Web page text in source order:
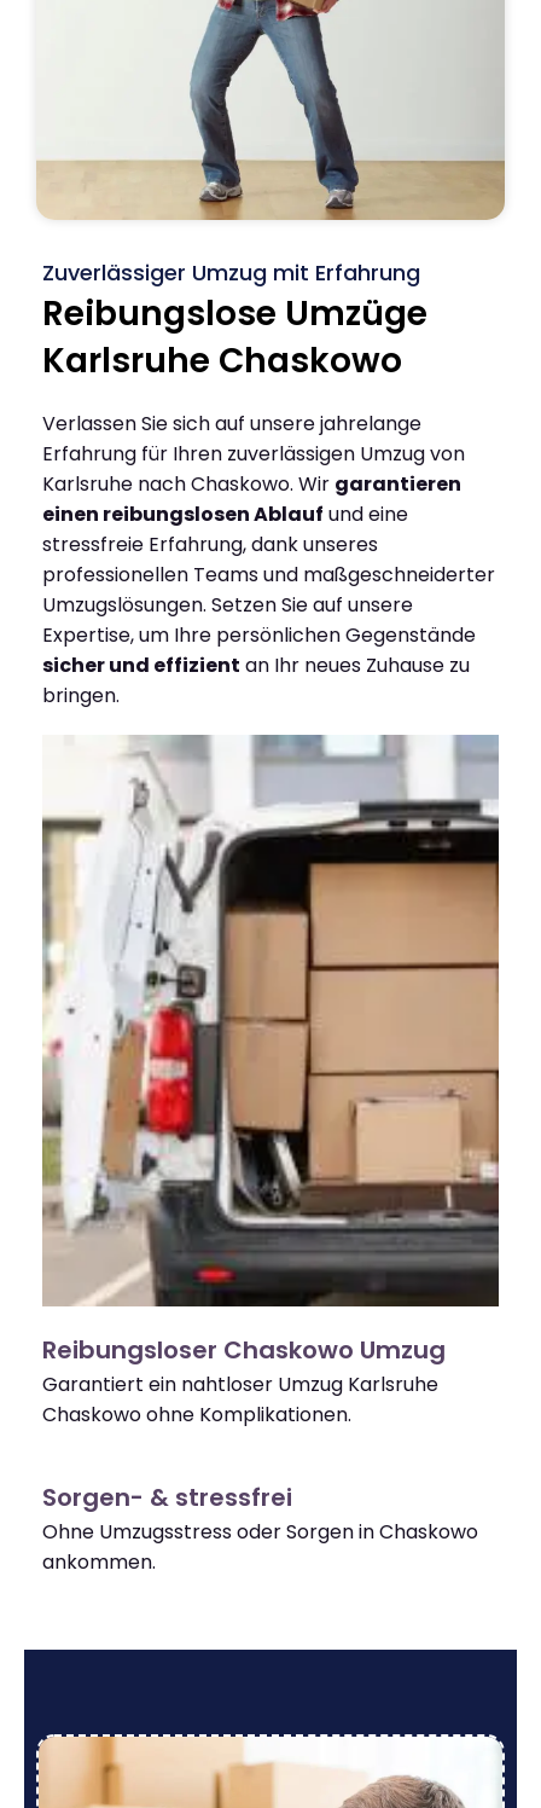
Zuverlässiger Umzug mit Erfahrung
Reibungslose Umzüge
Karlsruhe Chaskowo
Verlassen Sie sich auf unsere jahrelange
Erfahrung für Ihren zuverlässigen Umzug von
Karlsruhe nach Chaskowo. Wir garantieren
einen reibungslosen Ablauf und eine
stressfreie Erfahrung, dank unseres
professionellen Teams und maßgeschneiderter
Umzugslösungen. Setzen Sie auf unsere
Expertise, um Ihre persönlichen Gegenstände
sicher und effizient an Ihr neues Zuhause zu
bringen.
Reibungsloser Chaskowo Umzug
Garantiert ein nahtloser Umzug Karlsruhe
Chaskowo ohne Komplikationen.
Sorgen- & stressfrei
Ohne Umzugsstress oder Sorgen in Chaskowo
ankommen.